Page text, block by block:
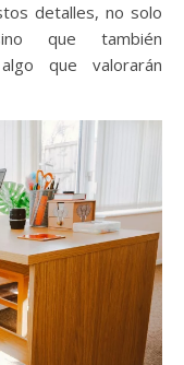
detalles, no solo
que también
que valorarán